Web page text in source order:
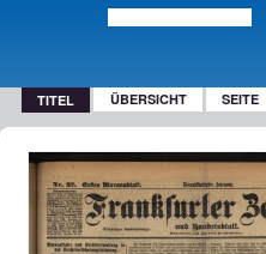
TITEL ÜBERSICHT SEITE